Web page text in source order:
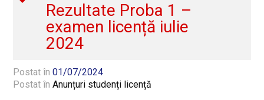
Rezultate Proba 1 –
examen licență iulie
2024
Postat în01/07/2024
Postat înAnunțuri studenți licență